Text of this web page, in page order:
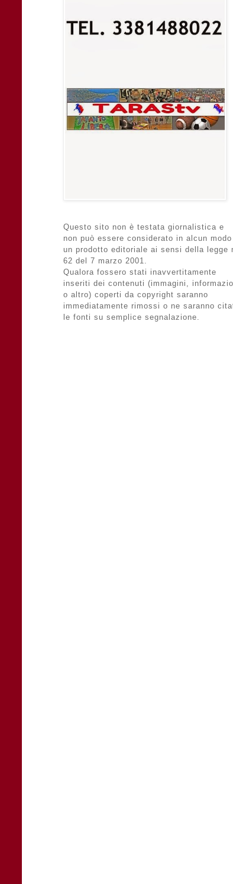
Questo sito non è testata giornalistica e
non può essere considerato in alcun modo
un prodotto editoriale ai sensi della legge
62 del 7 marzo 2001.
Qualora fossero stati inavvertitamente
inseriti dei contenuti (immagini,
o altro) coperti da copyright saranno
immediatamente rimossi o ne saranno
le fonti su semplice segnalazione.